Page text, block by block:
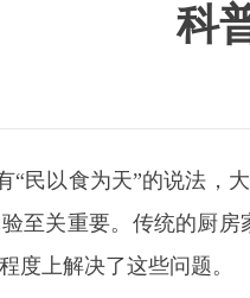
科
“民以食为天”的说法，
至关重要。传统的厨
度上解决了这些问题。